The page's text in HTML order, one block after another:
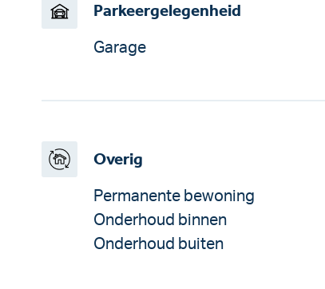
Parkeergelegenheid
Garage
Overig
Permanente bewoning
Onderhoud binnen
Onderhoud buiten